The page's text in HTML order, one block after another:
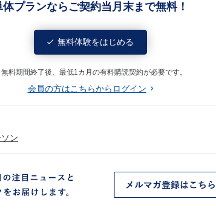
体プランならご契約当月末まで無料！
無料体験をはじめる
料期間終了後、最低1カ月の有料購読契約が必要です。
会員の方はこちらからログイン
ン